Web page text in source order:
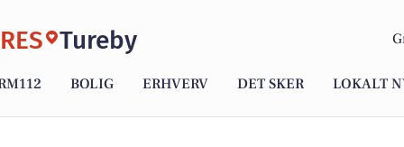
Tureby
BOLIG ERHVERV DET SKER LOKALT